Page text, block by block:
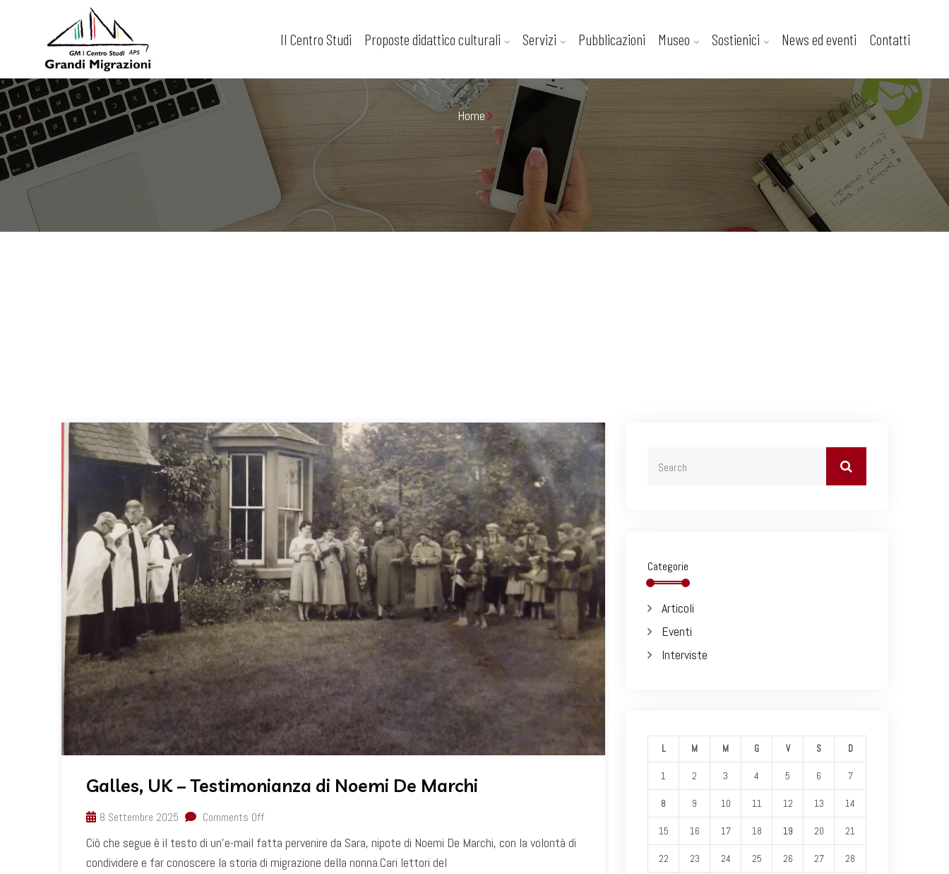
Il Centro Studi Proposte didattico culturali Servizi Pubblicazioni Museo Sostienici News ed eventi Contatti
Home
Galles, UK – Testimonianza di Noemi De Marchi
8 Settembre 2025 Comments Off
Ciò che segue è il testo di un’e-mail fatta pervenire da Sara, nipote di Noemi De Marchi, con la volontà di
condividere e far conoscere la storia di migrazione della nonna.Cari lettori del
Categorie
Articoli
Eventi
Interviste
L M M G V S D
1 2 3 4 5 6 7
8 9 10 11 12 13 14
15 16 17 18 19 20 21
22 23 24 25 26 27 28